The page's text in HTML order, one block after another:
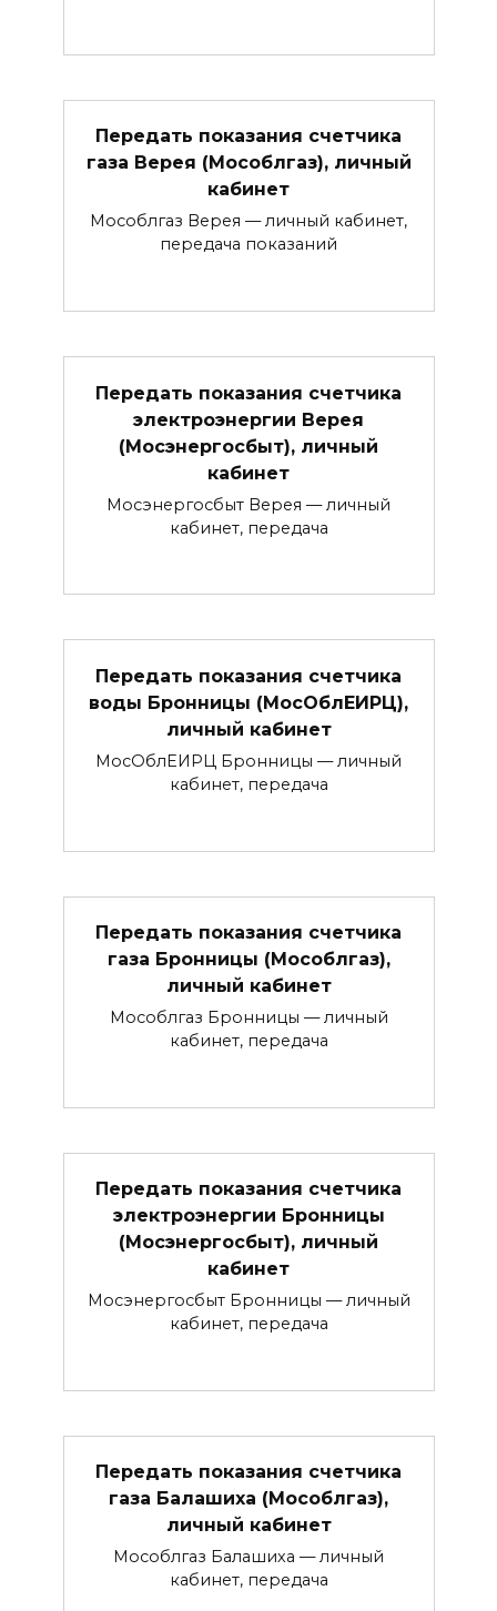
Передать показания счетчика
газа Верея (Мособлгаз), личный
кабинет
Мособлгаз Верея — личный кабинет,
передача показаний
Передать показания счетчика
электроэнергии Верея
(Мосэнергосбыт), личный
кабинет
Мосэнергосбыт Верея — личный
кабинет, передача
Передать показания счетчика
воды Бронницы (МосОблЕИРЦ),
личный кабинет
МосОблЕИРЦ Бронницы — личный
кабинет, передача
Передать показания счетчика
газа Бронницы (Мособлгаз),
личный кабинет
Мособлгаз Бронницы — личный
кабинет, передача
Передать показания счетчика
электроэнергии Бронницы
(Мосэнергосбыт), личный
кабинет
Мосэнергосбыт Бронницы — личный
кабинет, передача
Передать показания счетчика
газа Балашиха (Мособлгаз),
личный кабинет
Мособлгаз Балашиха — личный
кабинет, передача